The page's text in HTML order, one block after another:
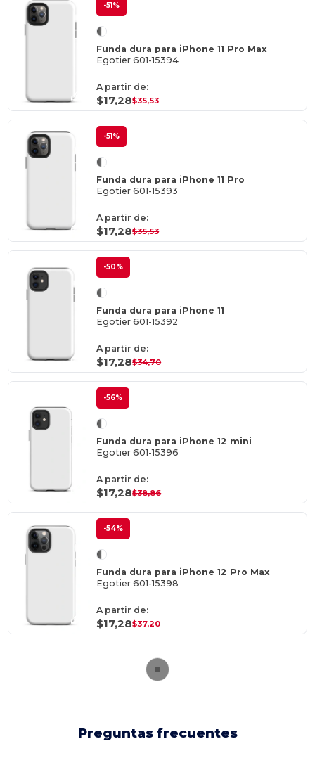
-51%
Funda dura para iPhone 11 Pro Max
Egotier 601-15394
A partir de:
$17,28$35,53
-51%
Funda dura para iPhone 11 Pro
Egotier 601-15393
A partir de:
$17,28$35,53
-50%
Funda dura para iPhone 11
Egotier 601-15392
A partir de:
$17,28$34,70
-56%
Funda dura para iPhone 12 mini
Egotier 601-15396
A partir de:
$17,28$38,86
-54%
Funda dura para iPhone 12 Pro Max
Egotier 601-15398
A partir de:
$17,28$37,20
Preguntas frecuentes